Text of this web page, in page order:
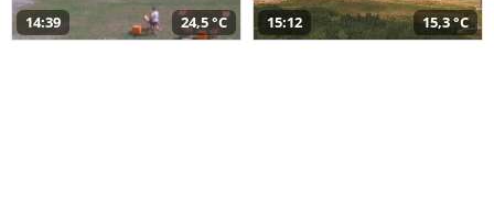
14:39 24,5 °C 15:12 15,3 °C